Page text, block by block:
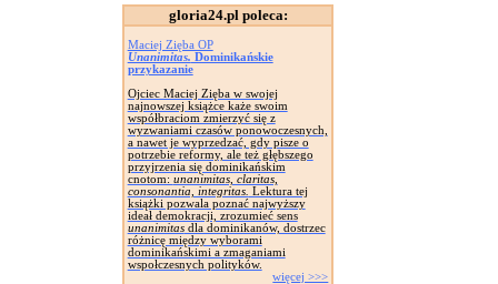
gloria24.pl poleca:
Maciej Zięba OP
Unanimitas. Dominikańskie
przykazanie
Ojciec Maciej Zięba w swojej
najnowszej książce każe swoim
współbraciom zmierzyć się z
wyzwaniami czasów ponowoczesnych,
a nawet je wyprzedzać, gdy pisze o
potrzebie reformy, ale też głębszego
przyjrzenia się dominikańskim
cnotom: unanimitas, claritas,
consonantia, integritas. Lektura tej
książki pozwala poznać najwyższy
ideał demokracji, zrozumieć sens
unanimitasdla dominikanów, dostrzec
różnicę między wyborami
dominikańskimi a zmaganiami
wspołczesnych polityków.
więcej >>>